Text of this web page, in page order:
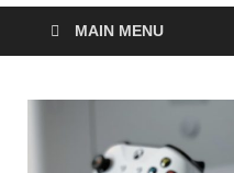
MAIN MENU